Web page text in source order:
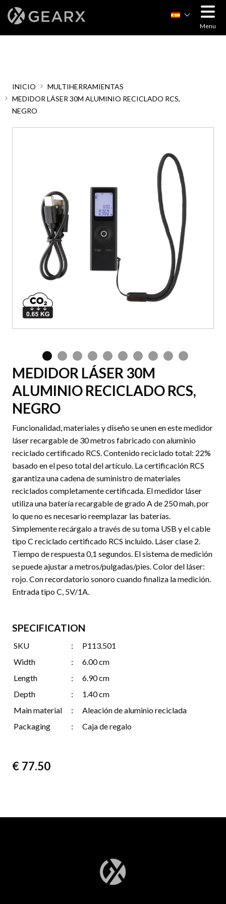
Menu
INICIO
MULTIHERRAMIENTAS
MEDIDOR LÁSER 30M ALUMINIO RECICLADO RCS,
NEGRO
MEDIDOR LÁSER 30M
ALUMINIO RECICLADO RCS,
NEGRO
Funcionalidad, materiales y diseño se unen en este medidor
láser recargable de 30 metros fabricado con aluminio
reciclado certificado RCS. Contenido reciclado total: 22%
basado en el peso total del artículo. La certificación RCS
garantiza una cadena de suministro de materiales
reciclados completamente certificada. El medidor láser
utiliza una batería recargable de grado A de 250 mah, por
lo que no es necesario reemplazar las baterías.
Simplemente recárgalo a través de su toma USB y el cable
tipo C reciclado certificado RCS incluido. Láser clase 2.
Tiempo de respuesta 0,1 segundos. El sistema de medición
se puede ajustar a metros/pulgadas/pies. Color del láser:
rojo. Con recordatorio sonoro cuando finaliza la medición.
Entrada tipo C, 5V/1A.
SPECIFICATION
SKU :
P113.501
Width
:
6.00 cm
Length
:
6.90 cm
Depth
:
1.40 cm
Main material
:
Aleación de aluminio reciclada
Packaging
: Caja de regalo
€ 77.50